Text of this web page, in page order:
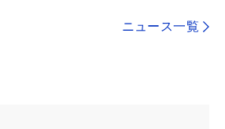
ニュース一覧